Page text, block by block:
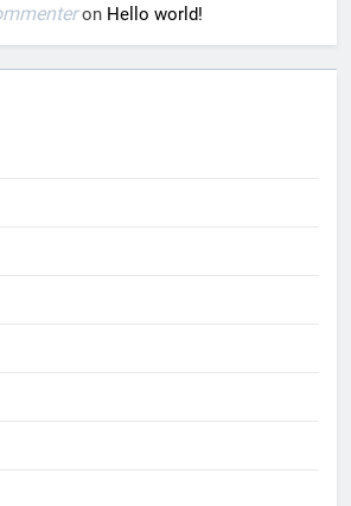
on Hello world!